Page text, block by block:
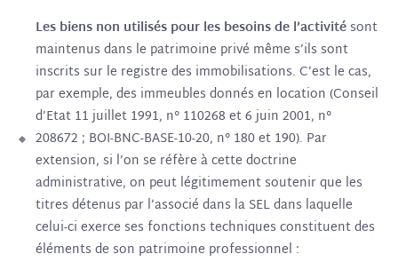
Les biens non utilisés pour les besoins de l’activité sont
maintenus dans le patrimoine privé même s’ils sont
inscrits sur le registre des immobilisations. C’est le cas,
par exemple, des immeubles donnés en location (Conseil
d’Etat 11 juillet 1991, n° 110268 et 6 juin 2001, n°
208672 ; BOI-BNC-BASE-10-20, n° 180 et 190). Par
extension, si l’on se réfère à cette doctrine
administrative, on peut légitimement soutenir que les
titres détenus par l’associé dans la SEL dans laquelle
celui-ci exerce ses fonctions techniques constituent des
éléments de son patrimoine professionnel :